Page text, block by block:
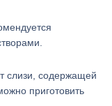
слизи, содержащей
приготовить